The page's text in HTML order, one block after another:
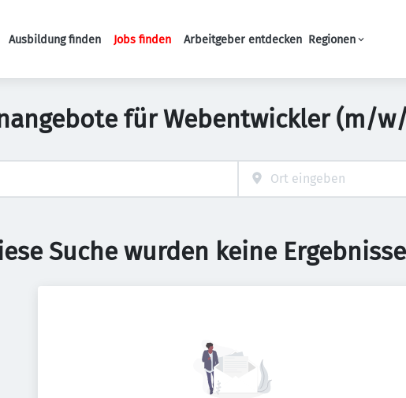
Haupt-Navigation
Ausbildung finden Jobs finden Arbeitgeber entdecken Regionen
für Webentwickler (m/
Suche wurden keine